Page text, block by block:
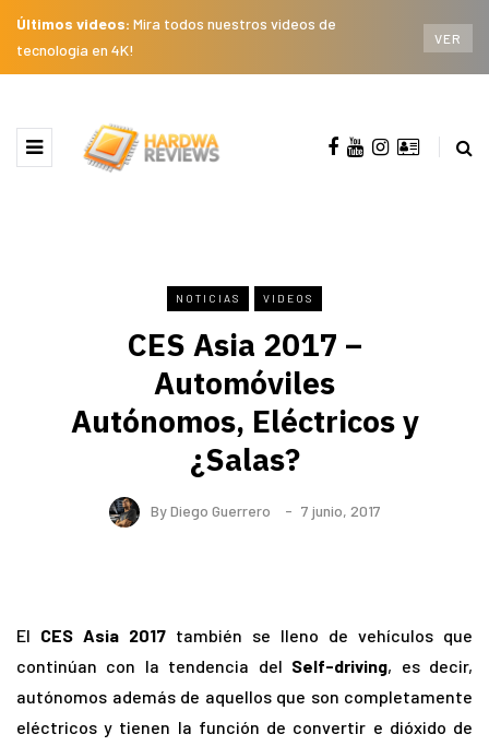
Últimos videos: Mira todos nuestros videos de
tecnología en 4K!
VER
NOTICIAS VIDEOS
CES Asia 2017 –
Automóviles
Autónomos, Eléctricos y
¿Salas?
ByDiego Guerrero 7 junio, 2017
El CES Asia 2017 también se lleno de vehículos que
continúan con la tendencia del Self-driving, es decir,
autónomos además de aquellos que son completamente
eléctricos y tienen la función de convertir e dióxido de